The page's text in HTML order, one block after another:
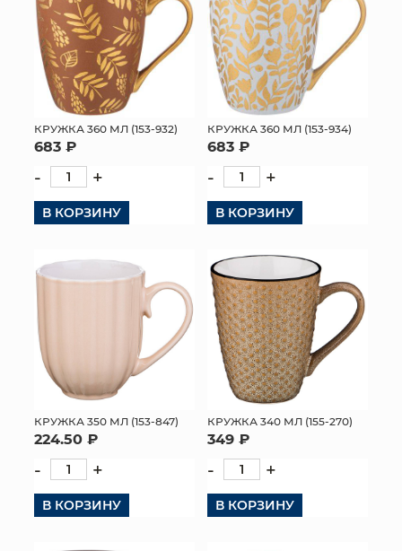
КРУЖКА 360 МЛ (153-932)
683 ₽
- +
В КОРЗИНУ
КРУЖКА 360 МЛ (153-934)
683 ₽
- +
В КОРЗИНУ
КРУЖКА 350 МЛ (153-847)
224.50 ₽
- +
В КОРЗИНУ
КРУЖКА 340 МЛ (155-270)
349 ₽
- +
В КОРЗИНУ